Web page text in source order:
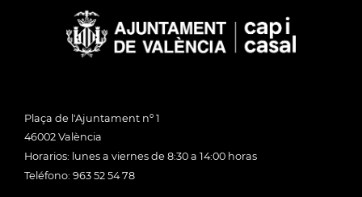
Plaça de l'Ajuntament nº 1
46002 València
Horarios: lunes a viernes de 8:30 a 14:00 horas
Teléfono: 963 52 54 78